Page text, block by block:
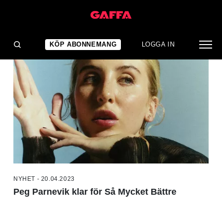
KÖP ABONNEMANG LOGGA IN
NYHET - 20.04.2023
Peg Parnevik klar för Så Mycket Bättre